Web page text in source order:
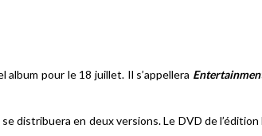
album pour le 18 juillet. Il s’appellera
distribuera en deux versions. Le DVD de